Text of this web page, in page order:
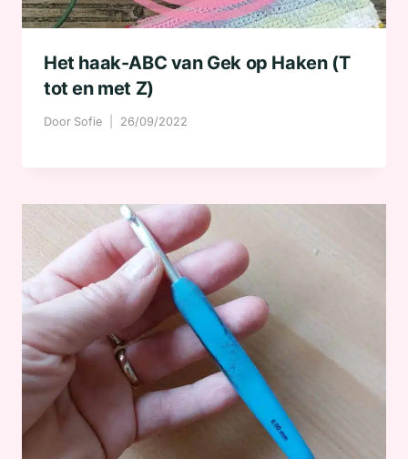
Het haak-ABC van Gek op Haken (T
tot en met Z)
Door Sofie 26/09/2022